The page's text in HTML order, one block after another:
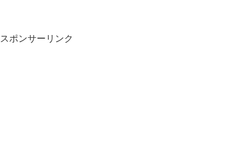
スポンサーリンク